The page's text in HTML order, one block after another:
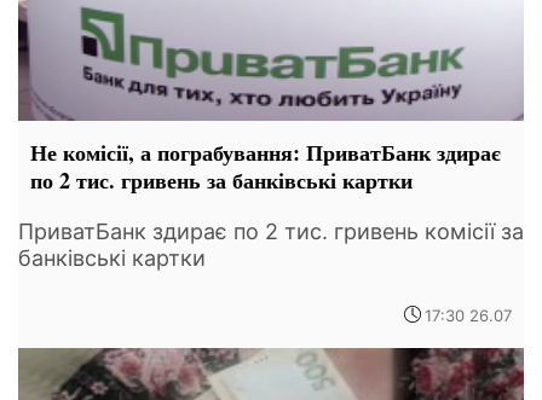
Не комісії, а пограбування: ПриватБанк здирає
по 2 тис. гривень за банківські картки
ПриватБанк здирає по 2 тис. гривень комісії за
банківські картки
17:30 26.07